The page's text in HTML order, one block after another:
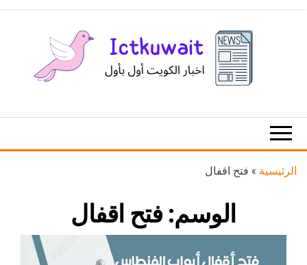
الكويت
الرئيسية » فتح اقفال
الوسم: فتح اقفال